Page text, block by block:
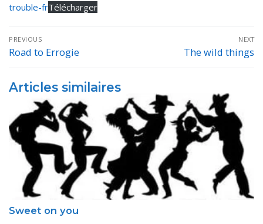
trouble-frTélécharger
Navigation
de
PREVIOUS
Previous
Road to Errogie
NEXT
Next
The wild things
Articles similaires
Sweet on you